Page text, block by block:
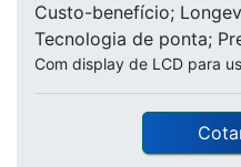
Custo-benefício;
Tecnologia de ponta;
Com display de LCD para